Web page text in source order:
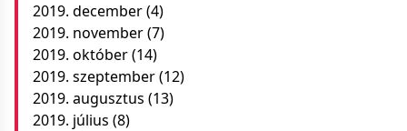
2019. december(4)
2019. november(7)
2019. október(14)
2019. szeptember(12)
2019. augusztus (13)
2019. július (8)